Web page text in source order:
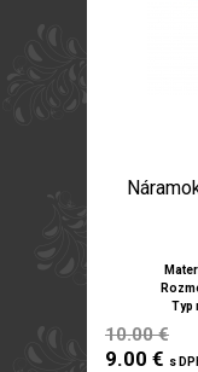
Typ
10.00 €
9.00 € s